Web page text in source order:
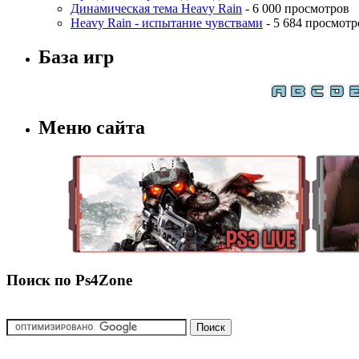
Динамическая тема Heavy Rain - 6 000 просмотров
Heavy Rain - испытание чувствами - 5 684
База игр
Меню сайта
Поиск по Ps4Zone